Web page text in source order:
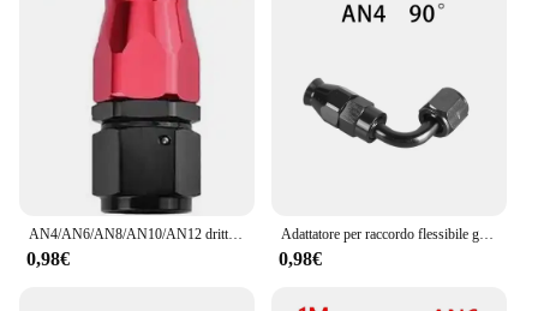
AN4/AN6/AN8/AN10/AN12 dritto 0 °/45 °/90 °/180 ° gradi in alluminio girevole raccordo adattatore olio carburante linea NPT spina nero rosso
0,98€
Adattatore per raccordo flessibile girevole per carburante olio AN4/6/8/10/12 dritto 0 °/45 °/90 °/120 °/180 ° gradi raccordo per tubo flessibile raccordo girevole in PTFE
0,98€